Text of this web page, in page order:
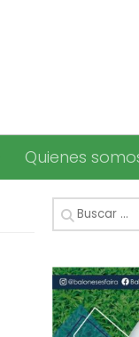
Quienes
Buscar: